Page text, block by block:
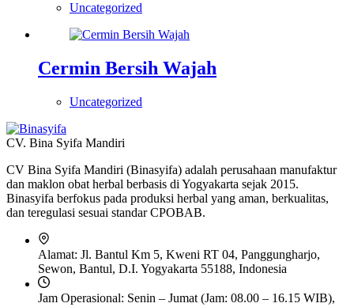
Uncategorized
Cermin Bersih Wajah
Uncategorized
CV. Bina Syifa Mandiri
CV Bina Syifa Mandiri (Binasyifa) adalah perusahaan manufaktur
dan maklon obat herbal berbasis di Yogyakarta sejak 2015.
Binasyifa berfokus pada produksi herbal yang aman, berkualitas,
dan teregulasi sesuai standar CPOBAB.
Alamat: Jl. Bantul Km 5, Kweni RT 04, Panggungharjo,
Sewon, Bantul, D.I. Yogyakarta 55188, Indonesia
Jam Operasional: Senin – Jumat (Jam: 08.00 – 16.15 WIB),